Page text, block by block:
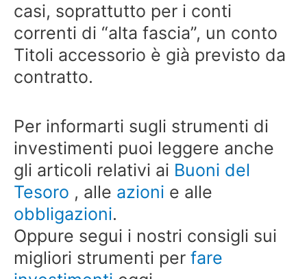
casi, soprattutto per i conti
correnti di “alta fascia”, un conto
Titoli accessorio è già previsto da
contratto.
Per informarti sugli strumenti di
investimenti puoi leggere anche
gli articoli relativi ai Buoni del
Tesoro , alle azioni e alle
obbligazioni.
Oppure segui i nostri consigli sui
migliori strumenti per fare